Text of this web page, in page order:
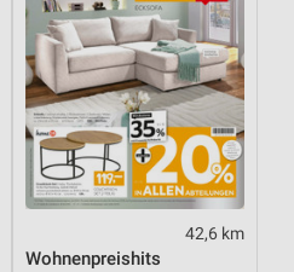
42,6 km
Wohnenpreishits